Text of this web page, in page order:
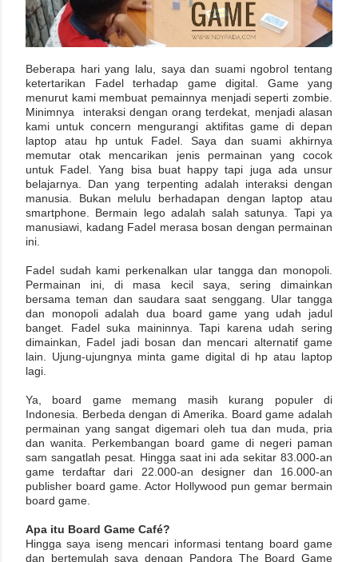
Beberapa hari yang lalu, saya dan suami ngobrol tentang
ketertarikan Fadel terhadap game digital. Game yang
menurut kami membuat pemainnya menjadi seperti zombie.
Minimnya interaksi dengan orang terdekat, menjadi alasan
kami untuk concern mengurangi aktifitas game di depan
laptop atau hp untuk Fadel. Saya dan suami akhirnya
memutar otak mencarikan jenis permainan yang cocok
untuk Fadel. Yang bisa buat happy tapi juga ada unsur
belajarnya. Dan yang terpenting adalah interaksi dengan
manusia. Bukan melulu berhadapan dengan laptop atau
smartphone. Bermain lego adalah salah satunya. Tapi ya
manusiawi, kadang Fadel merasa bosan dengan permainan
ini.
Fadel sudah kami perkenalkan ular tangga dan monopoli.
Permainan ini, di masa kecil saya, sering dimainkan
bersama teman dan saudara saat senggang. Ular tangga
dan monopoli adalah dua board game yang udah jadul
banget. Fadel suka maininnya. Tapi karena udah sering
dimainkan, Fadel jadi bosan dan mencari alternatif game
lain. Ujung-ujungnya minta game digital di hp atau laptop
lagi.
Ya, board game memang masih kurang populer di
Indonesia. Berbeda dengan di Amerika. Board game adalah
permainan yang sangat digemari oleh tua dan muda, pria
dan wanita. Perkembangan board game di negeri paman
sam sangatlah pesat. Hingga saat ini ada sekitar 83.000-an
game terdaftar dari 22.000-an designer dan 16.000-an
publisher board game. Actor Hollywood pun gemar bermain
board game.
Apa itu Board Game Café?
Hingga saya iseng mencari informasi tentang board game
dan bertemulah saya dengan Pandora The Board Game